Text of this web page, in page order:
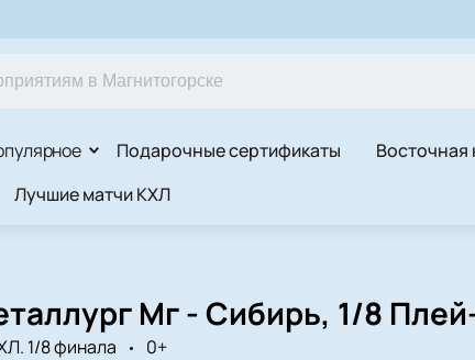
Подарочные сертификаты
Лучшие матчи КХЛ
Мг - Сибирь, 1/8
1/8 финала
0+